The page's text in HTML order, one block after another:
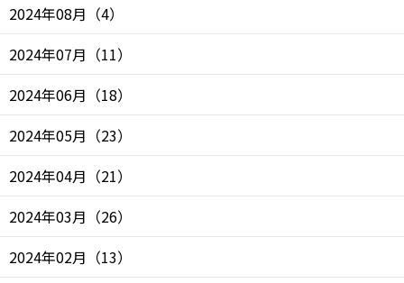
2024年08月 （4）
2024年07月 （11）
2024年06月 （18）
2024年05月 （23）
2024年04月 （21）
2024年03月 （26）
2024年02月 （13）